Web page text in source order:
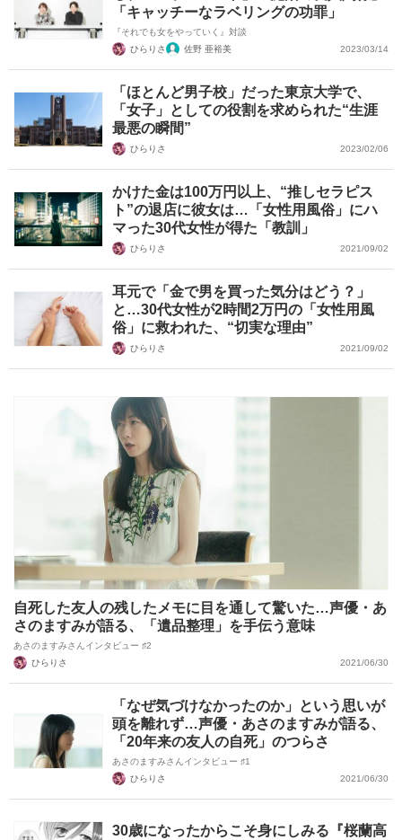
「キャッチーなラベリングの功罪」
『それでも女をやっていく』対談
ひらりさ
佐野 亜裕美 2023/03/14
「ほとんど男子校」だった東京大学で、
「女子」としての役割を求められた“生涯
最悪の瞬間”
ひらりさ 2023/02/06
かけた金は100万円以上、“推しセラピス
ト”の退店に彼女は…「女性用風俗」にハ
マった30代女性が得た「教訓」
ひらりさ 2021/09/02
耳元で「金で男を買った気分はどう？」
と…30代女性が2時間2万円の「女性用風
俗」に救われた、“切実な理由”
ひらりさ 2021/09/02
自死した友人の残したメモに目を通して驚いた…声優・あ
さのますみが語る、「遺品整理」を手伝う意味
あさのますみさんインタビュー ♯2
ひらりさ
2021/06/30
「なぜ気づけなかったのか」という思いが
頭を離れず…声優・あさのますみが語る、
「20年来の友人の自死」のつらさ
あさのますみさんインタビュー ♯1
ひらりさ
2021/06/30
30歳になったからこそ身にしみる『桜蘭高